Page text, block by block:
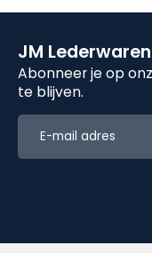
JM
Abonneer je op
te blijven.